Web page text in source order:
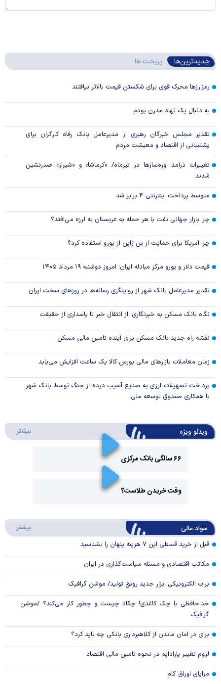
جدیدترین‌ها پربحث ها
رمزارزها محرک قوی برای شکستن قیمت بالاتر نیافتند
به دنبال یک نهاد مدرن بودم
تقدیر مجلس خبرگان رهبری از مدیرعامل بانک رفاه کارگران برای
پشتیبانی از اقتصاد و معیشت مردم
تغییرات درآمد اوره‌سازها در تیرماه/ «کرماشا» و «شیراز» صدرنشین
شدند
متوسط پرداخت اینترنتی ۴ برابر شد
چرا بازار جهانی نفت با هر حمله به عربستان به لرزه می‌افتد؟
چرا آمریکا برای حمایت از ین ژاپن از یورو استفاده کرد؟
قیمت دلار و یورو مرکز مبادله ایران؛ امروز دوشنبه ۱۹ مرداد ۱۴۰۵
تقدیر مدیرعامل بانک شهر از روایتگری رسانه‌ها در روز‌های سخت ایران
نگاه بانک مسکن به خبرنگاری؛ از انتقال خبر تا پاسداری از حقیقت
نقشه راه جدید بانک مسکن برای آینده تامین مالی مسکن
زمان معاملات بازار‌های مالی بورس کالا یک ساعت افزایش می‌یابد
پرداخت تسهیلات ارزی به صنایع آسیب دیده از جنگ توسط بانک شهر
با همکاری صندوق توسعه ملی
ویدئو ویژه بیشتر
۶۶ سالگی بانک مرکزی
Video
وقت خریدن طلاست؟
سواد مالی بیشتر
قبل از خرید قسطی این ۷ هزینه پنهان را بشناسید
مکاتب اقتصادی و مسئله سیاست‌گذاری در ایران
برات الکترونیکی ابزار جدید رونق تولید/ موشن گرافیک
خداحافظی با چک کاغذی! چکاد چیست و چطور کار می‌کند؟ /موشن
گرافیک
برای در امان ماندن از کلاهبرداری بانکی چه باید کرد؟
لزوم تغییر پارادایم در نحوه تامین مالی اقتصاد
مزایای اوراق گام